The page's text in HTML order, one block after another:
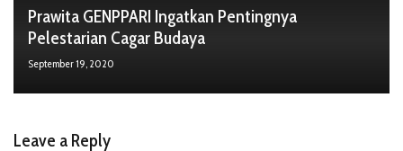
Prawita GENPPARI Ingatkan Pentingnya
Pelestarian Cagar Budaya
September 19, 2020
Leave a Reply